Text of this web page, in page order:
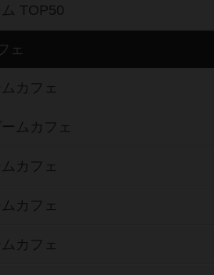
TOP50
ェ
カフェ
ムカフェ
カフェ
カフェ
カフェ